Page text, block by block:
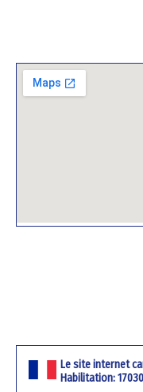
Le site internet
Habilitation: